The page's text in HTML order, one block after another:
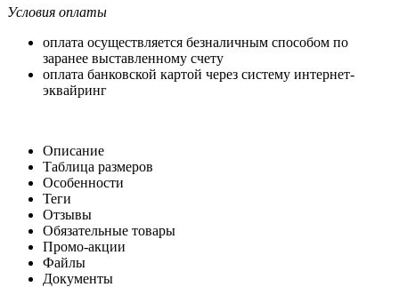
Условия оплаты
оплата осуществляется безналичным способом по
заранее выставленному счету
оплата банковской картой через систему интернет-
эквайринг
Описание
Таблица размеров
Особенности
Теги
Отзывы
Обязательные товары
Промо-акции
Файлы
Документы